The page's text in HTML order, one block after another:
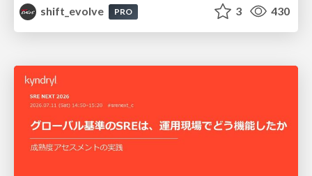
shift_evolve
PRO 3 430